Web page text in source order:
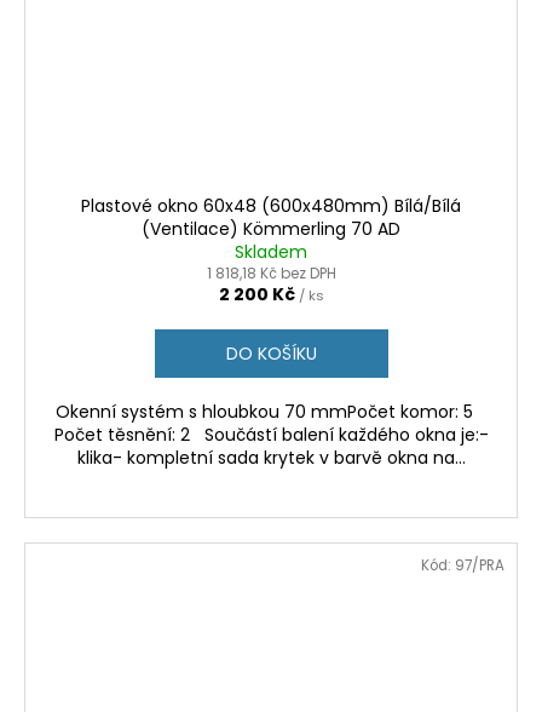
Plastové okno 60x48 (600x480mm) Bílá/Bílá
(Ventilace) Kömmerling 70 AD
Skladem
1 818,18 Kč bez DPH
2 200 Kč / ks
DO KOŠÍKU
Okenní systém s hloubkou 70 mmPočet komor: 5
Počet těsnění: 2 Součástí balení každého okna je:-
klika- kompletní sada krytek v barvě okna na...
Kód: 97/PRA